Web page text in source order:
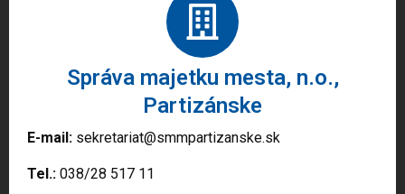
Správa majetku mesta, n.o.,
Partizánske
E-mail: sekretariat@smmpartizanske.sk
Tel.: 038/28 517 11